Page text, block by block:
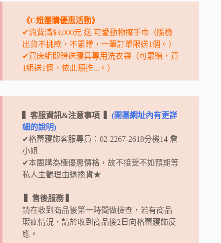
《C妞團購優惠活動》
✔消費滿$3,000元 送 可愛動物擦手巾（隨機
出貨不挑款，不累贈，一筆訂單限送1個。）
✔買床組即贈送寢具專用洗衣袋（可累贈，買
1組送1個，依此類推...。）
▍客服資訊&注意事項 ▍ (開團網址內有更詳
細的說明)
✔格蕾寢飾客服專員：02-2267-2618分機14 詹
小姐
✔本團購為極優惠價格，故不接受不如預期等
私人主觀理由退換貨★
▍售後服務 ▍
請在收到商品後第一時間做檢查，若有商品
瑕疵情況，請於收到商品後2日向格蕾寢飾反
應。